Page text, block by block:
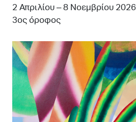
2 Απριλίου – 8 Νοεμβρίου 2026
3ος όροφος